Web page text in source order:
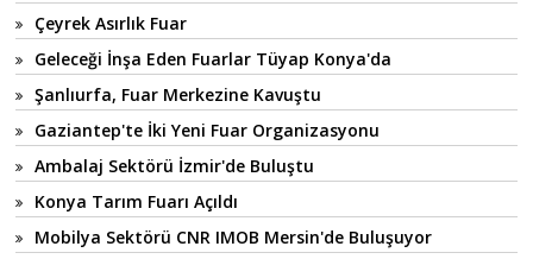
Çeyrek Asırlık Fuar
Geleceği İnşa Eden Fuarlar Tüyap Konya'da
Şanlıurfa, Fuar Merkezine Kavuştu
Gaziantep'te İki Yeni Fuar Organizasyonu
Ambalaj Sektörü İzmir'de Buluştu
Konya Tarım Fuarı Açıldı
Mobilya Sektörü CNR IMOB Mersin'de Buluşuyor